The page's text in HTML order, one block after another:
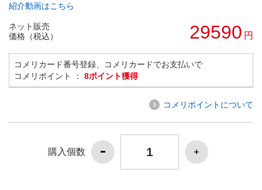
紹介動画はこちら
ネット販売
価格（税込）
29590 円
コメリカード番号登録、コメリカードでお支払いで
コメリポイント ： 8ポイント獲得
コメリポイントについて
購入個数